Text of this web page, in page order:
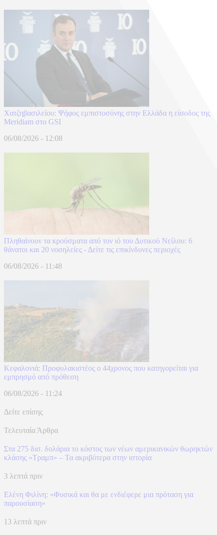
Χατζηβασιλείου: Ψήφος εμπιστοσύνης στην Ελλάδα η είσοδος της
Meridiam στο GSI
06/08/2026 - 12:08
Πληθαίνουν τα κρούσματα από τον ιό του Δυτικού Νείλου: 6
θάνατοι και 20 νοσηλείες - Δείτε τις επικίνδυνες περιοχές
06/08/2026 - 11:48
Κεφαλονιά: Προφυλακιστέος ο 44χρονος που κατηγορείται για
εμπρησμό από πρόθεση
06/08/2026 - 11:24
Δείτε επίσης
Τελευταία Άρθρα
Στα 275 δισ. δολάρια το κόστος των νέων αμερικανικών θωρηκτών
κλάσης «Τραμπ» – Τα ακριβότερα στην ιστορία
3 λεπτά πριν
Ελένη Φιλίνη: «Φυσικά και θα με ενδιέφερε μια πρόταση για
παρουσίαση»
13 λεπτά πριν